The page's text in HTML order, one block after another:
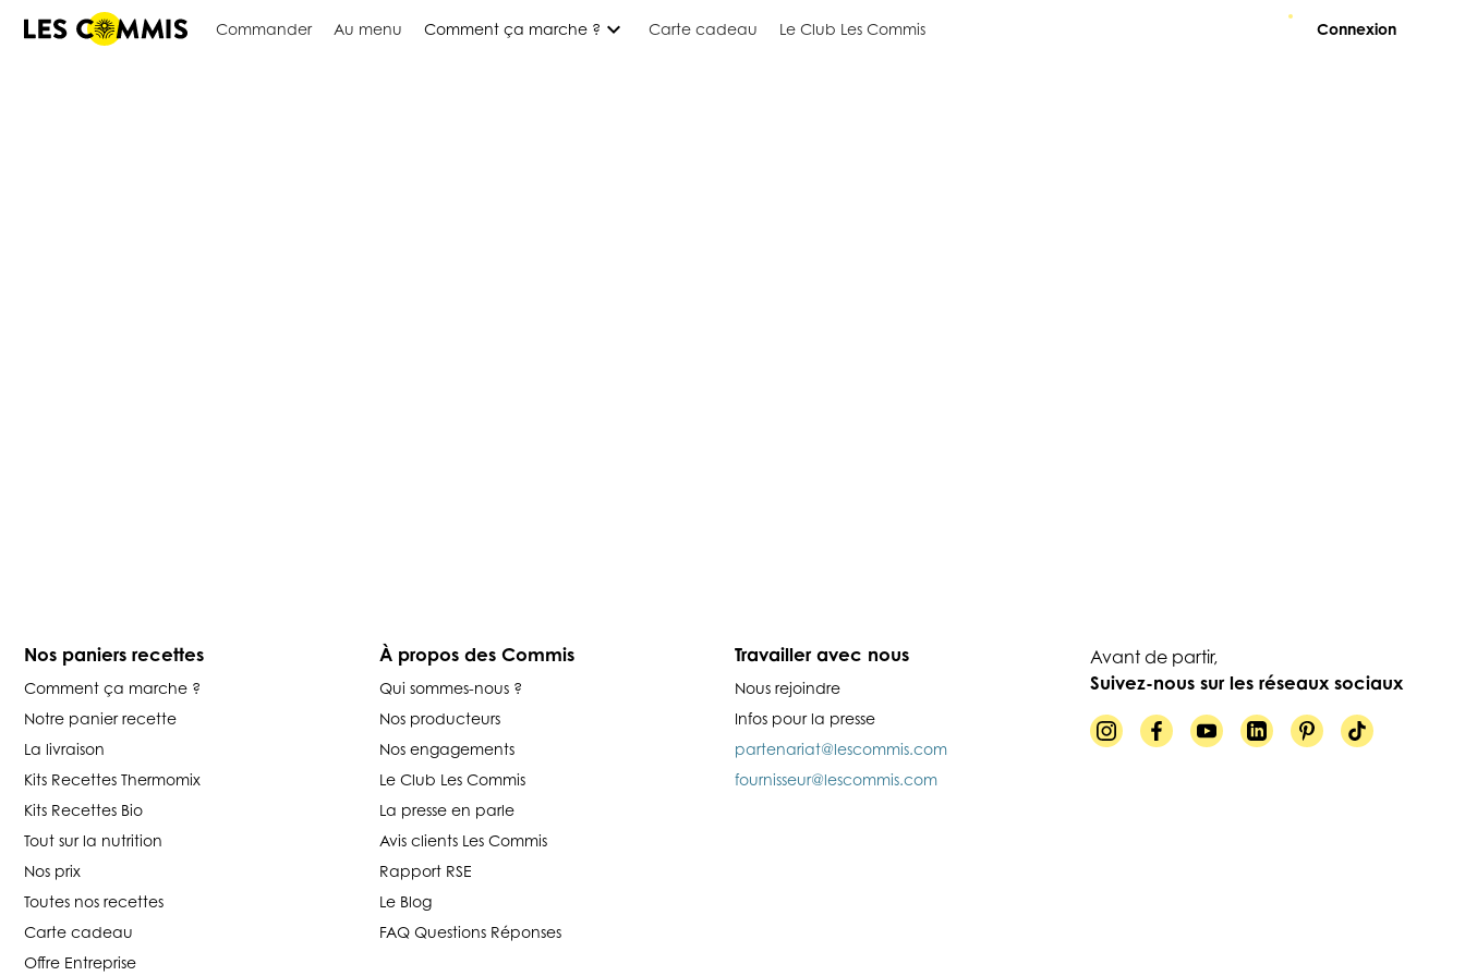
Commander Au menu Comment ça marche ? expand_more Carte cadeau Le Club Les Commis Connexion
Nos paniers recettes
Comment ça marche ?
Notre panier recette
La livraison
Kits Recettes Thermomix
Kits Recettes Bio
Tout sur la nutrition
Nos prix
Toutes nos recettes
Carte cadeau
Offre Entreprise
À propos des Commis
Qui sommes-nous ?
Nos producteurs
Nos engagements
Le Club Les Commis
La presse en parle
Avis clients Les Commis
Rapport RSE
Le Blog
FAQ Questions Réponses
Travailler avec nous
Nous rejoindre
Infos pour la presse
partenariat@lescommis.com
fournisseur@lescommis.com
Avant de partir,
Suivez-nous sur les réseaux sociaux